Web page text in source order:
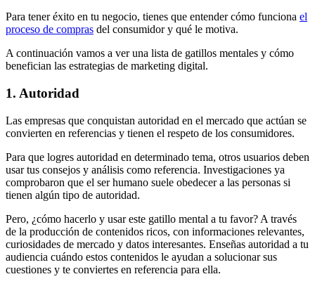
Para tener éxito en tu negocio, tienes que entender cómo funciona el
proceso de compras del consumidor y qué le motiva.
A continuación vamos a ver una lista de gatillos mentales y cómo
benefician las estrategias de marketing digital.
1. Autoridad
Las empresas que conquistan autoridad en el mercado que actúan se
convierten en referencias y tienen el respeto de los consumidores.
Para que logres autoridad en determinado tema, otros usuarios deben
usar tus consejos y análisis como referencia. Investigaciones ya
comprobaron que el ser humano suele obedecer a las personas si
tienen algún tipo de autoridad.
Pero, ¿cómo hacerlo y usar este gatillo mental a tu favor? A través
de la producción de contenidos ricos, con informaciones relevantes,
curiosidades de mercado y datos interesantes. Enseñas autoridad a tu
audiencia cuándo estos contenidos le ayudan a solucionar sus
cuestiones y te conviertes en referencia para ella.